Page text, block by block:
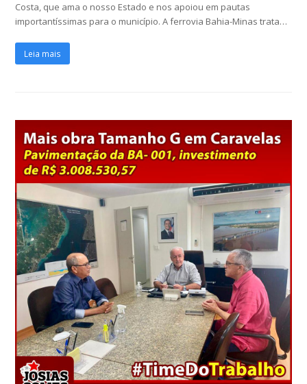
Costa, que ama o nosso Estado e nos apoiou em pautas
importantíssimas para o município. A ferrovia Bahia-Minas trata…
Leia mais